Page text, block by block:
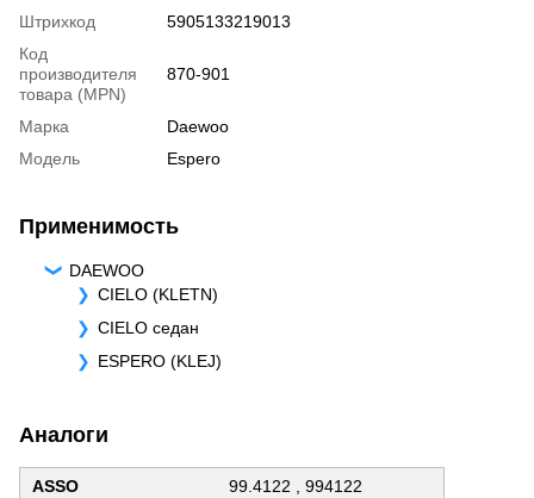
Штрихкод
5905133219013
Код
производителя
товара (MPN)
870-901
Марка
Daewoo
Модель
Espero
Применимость
DAEWOO
CIELO (KLETN)
CIELO седан
ESPERO (KLEJ)
Аналоги
ASSO
99.4122 , 994122